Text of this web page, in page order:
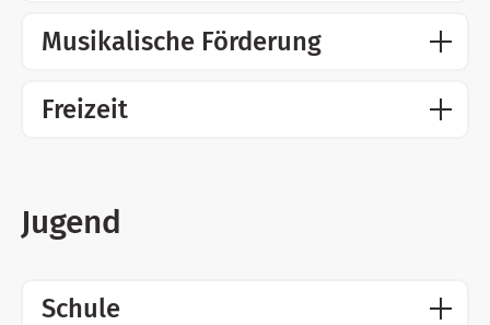
Musikalische Förderung
Freizeit
Jugend
Schule